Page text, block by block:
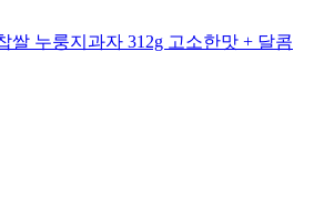
쌀 누룽지과자 312g 고소한맛 + 달콤